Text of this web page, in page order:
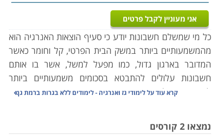
אני מעוניין לקבל פרטים
כל מי שמשלם חשבונות יודע כי סעיף הוצאות האנרגיה הוא
מהמשמעותיים ביותר במשק הבית הפרטי, קל וחומר כאשר
המדובר בארגון גדול, כמו מפעל למשל, אשר בו אותם
חשבונות עלולים להתבטא בסכומים משמעותיים ביותר
לאורך זמן. לימודי גז ואנרגיה אינם חיוניים כאשר אנו
ההבדלים במחירים בין המקורות האנרגטיים השונים גם הם
קרא עוד עללימודי גז ואנרגיה - לימודים ללא בגרות ברמת גן
נמצאו 2 קורסים